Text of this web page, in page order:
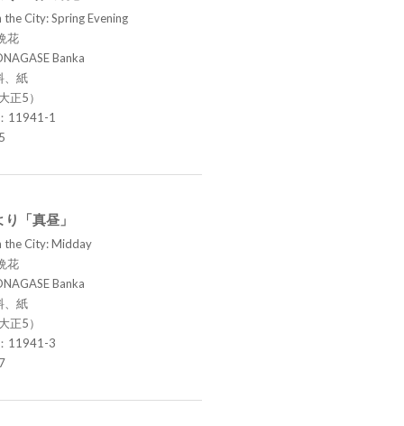
the City: Spring Evening
花
Banka
、紙
正5）
11941-1
り「真昼」
the City: Midday
花
Banka
、紙
正5）
11941-3